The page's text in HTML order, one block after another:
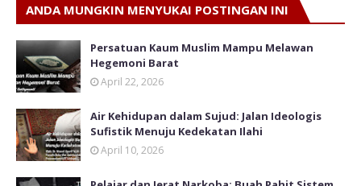
ANDA MUNGKIN MENYUKAI POSTINGAN INI
Persatuan Kaum Muslim Mampu Melawan
Hegemoni Barat
April 22, 2026
Air Kehidupan dalam Sujud: Jalan Ideologis
Sufistik Menuju Kedekatan Ilahi
April 10, 2026